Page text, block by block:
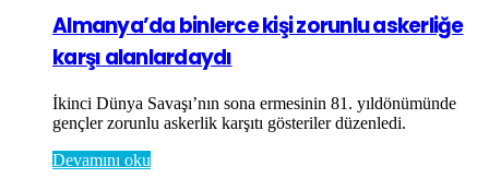
Almanya’da binlerce kişi zorunlu askerliğe
karşı alanlardaydı
İkinci Dünya Savaşı’nın sona ermesinin 81. yıldönümünde
gençler zorunlu askerlik karşıtı gösteriler düzenledi.
Devamını oku